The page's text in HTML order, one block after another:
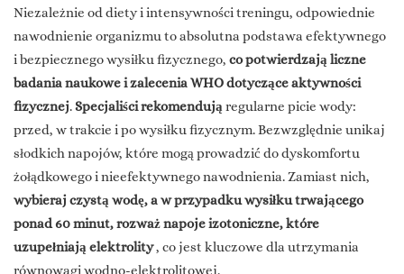
Niezależnie od diety i intensywności treningu, odpowiednie
nawodnienie organizmu to absolutna podstawa efektywnego
i bezpiecznego wysiłku fizycznego, co potwierdzają liczne
badania naukowe i zalecenia WHO dotyczące aktywności
fizycznej.Specjaliści rekomendująregularne picie wody:
przed, w trakcie i po wysiłku fizycznym. Bezwzględnie unikaj
słodkich napojów, które mogą prowadzić do dyskomfortu
żołądkowego i nieefektywnego nawodnienia. Zamiast nich,
wybieraj czystą wodę, a w przypadku wysiłku trwającego
ponad 60 minut, rozważ napoje izotoniczne, które
uzupełniają elektrolity, co jest kluczowe dla utrzymania